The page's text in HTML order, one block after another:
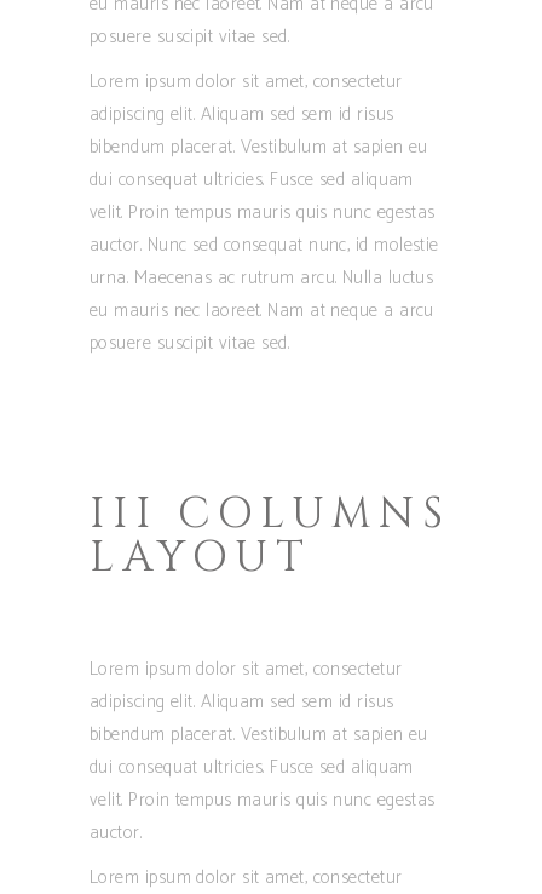
posuere suscipit vitae sed.
Lorem ipsum dolor sit amet, consectetur
adipiscing elit. Aliquam sed sem id risus
bibendum placerat. Vestibulum at sapien eu
dui consequat ultricies. Fusce sed aliquam
velit. Proin tempus mauris quis nunc egestas
auctor. Nunc sed consequat nunc, id molestie
urna. Maecenas ac rutrum arcu. Nulla luctus
eu mauris nec laoreet. Nam at neque a arcu
posuere suscipit vitae sed.
III COLUMNS
LAYOUT
Lorem ipsum dolor sit amet, consectetur
adipiscing elit. Aliquam sed sem id risus
bibendum placerat. Vestibulum at sapien eu
dui consequat ultricies. Fusce sed aliquam
velit. Proin tempus mauris quis nunc egestas
auctor.
Lorem ipsum dolor sit amet, consectetur